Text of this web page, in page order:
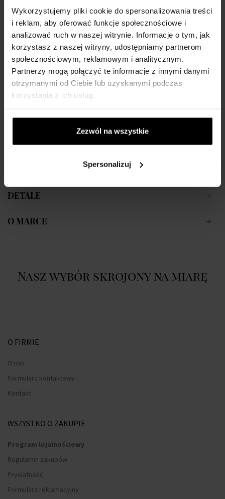
Wykorzystujemy pliki cookie do spersonalizowania treści
i reklam, aby oferować funkcje społecznościowe i
analizować ruch w naszej witrynie. Informacje o tym, jak
korzystasz z naszej witryny, udostępniamy partnerom
społecznościowym, reklamowym i analitycznym.
Partnerzy mogą połączyć te informacje z innymi danymi
otrzymanymi od Ciebie lub uzyskanymi podczas
korzystania z ich usług.
Zezwól na wszystkie
Spersonalizuj
Terenzi przedstawiłapierwszą kolekcję perfum. Otrzymała ona
nazwę „Extrait de Parfum“ i była inspirowana ogniem. Bardzo
szybko zyskała sympatię klientów. Rok później na rynku pojawiły
się zápachy „Lillipur“ i „Maremma“, które również cieszyły sie
wielkim uznaniem, więc było jasne, ze nie trzeba będzie długo
czekać na kolejne kolekcje.Wszystkie perfumy Tiziana Terenzi
przeznaczone są dla kobiet i mężczyzn. Zawierają sprawdzone
składniki, jak wanilia, bergamotka czy drzewo sandałowe. Są
przepełnione emocjami i ucieleśniają faustowskie pragnienie
niezwykle eleganckie (zazwyczaj czarno-złote lub biało-złote)
flakony. Jeśli lubisz obserwować tańczące płomienie, jesteś
DETALE
O MARCE
Nasz wybór skrojony na miarę
O FIRMIE
O nas
Formularz kontaktowy
Kontakt
WSZYSTKO O ZAKUPIE
Program lojalnościowy
Regulamin zakupów
Prywatność
Formularz reklamacyjny